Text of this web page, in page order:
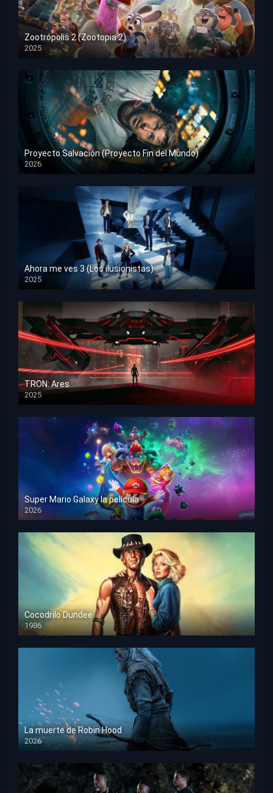
Zootrópolis 2 (Zootopia 2)
2025
HD 1080p
Proyecto Salvación (Proyecto Fin del Mundo)
2026
HD 1080p
Ahora me ves 3 (Los ilusionistas)
2025
HD 1080p
TRON: Ares
2025
HD 1080p
Super Mario Galaxy la película
2026
HD 1080p
Cocodrilo Dundee
1986
HD 1080p
La muerte de Robin Hood
2026
HD 1080p